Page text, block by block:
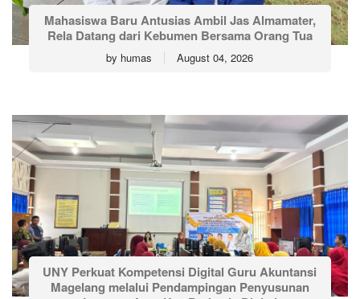
Mahasiswa Baru Antusias Ambil Jas Almamater,
Rela Datang dari Kebumen Bersama Orang Tua
by humas August 04, 2026
UNY Perkuat Kompetensi Digital Guru Akuntansi
Magelang melalui Pendampingan Penyusunan